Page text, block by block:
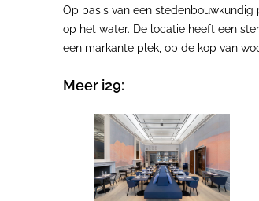
Op basis van een
op het water. De locatie heeft een
een markante plek, op de kop van
Meer i29: